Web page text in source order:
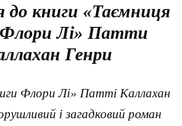
до книги «Таємниця
Лі» Патти
Генри
Флори Лі» Патті Каллахан
і загадковий роман